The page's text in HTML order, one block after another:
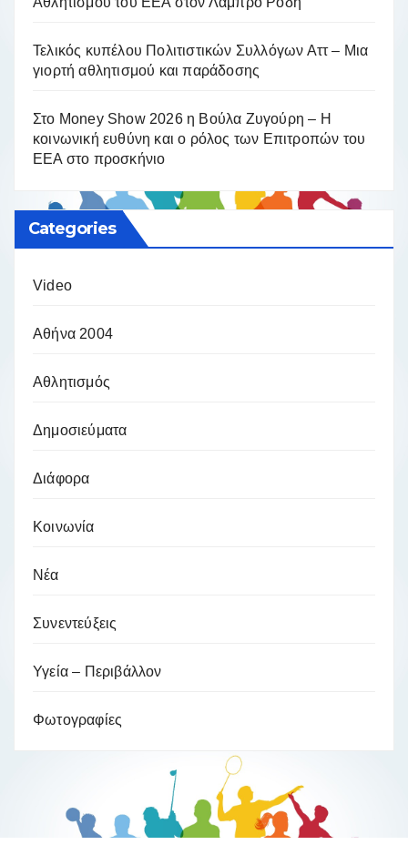
Τελικός κυπέλου Πολιτιστικών Συλλόγων Αττ – Μια
γιορτή αθλητισμού και παράδοσης
Στο Money Show 2026 η Βούλα Ζυγούρη – Η
κοινωνική ευθύνη και ο ρόλος των Επιτροπών του
ΕΕΑ στο προσκήνιο
Categories
Video
Αθήνα 2004
Αθλητισμός
Δημοσιεύματα
Διάφορα
Κοινωνία
Νέα
Συνεντεύξεις
Υγεία – Περιβάλλον
Φωτογραφίες